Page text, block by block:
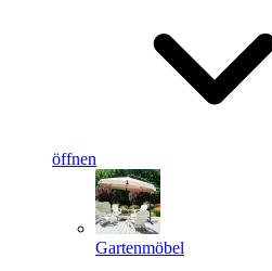
öffnen
Gartenmöbel